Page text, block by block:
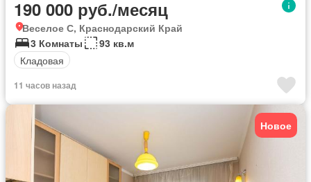
190 000 руб./месяц
Веселое С, Краснодарский Край
3 Комнаты
93 кв.м
Кладовая
11 часов назад
Новое